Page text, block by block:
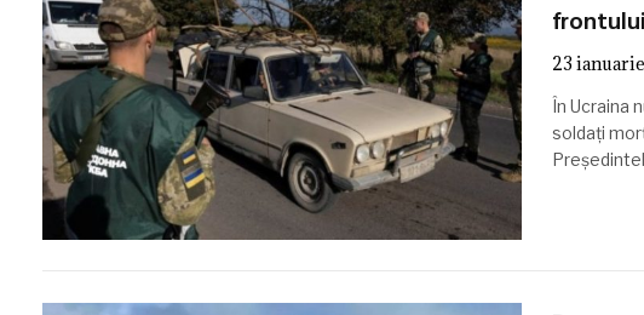
frontului
23
În Ucraina
soldați